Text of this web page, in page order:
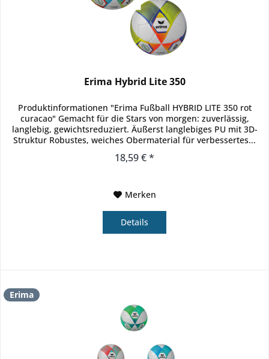
Erima Hybrid Lite 350
Produktinformationen "Erima Fußball HYBRID LITE 350 rot
curacao" Gemacht für die Stars von morgen: zuverlässig,
langlebig, gewichtsreduziert. Äußerst langlebiges PU mit 3D-
Struktur Robustes, weiches Obermaterial für verbessertes...
18,59 € *
Merken
Details
Erima